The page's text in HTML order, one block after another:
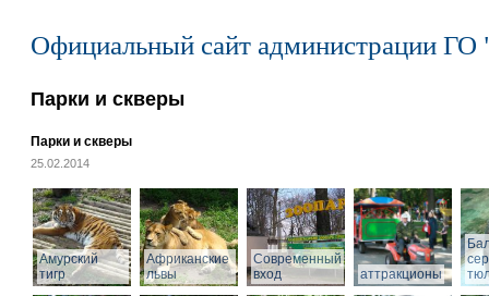
Официальный сайт администрации ГО
Парки и скверы
Парки и скверы
25.02.2014
Амурский
тигр
Африканские
львы
Современный
вход
аттракционы